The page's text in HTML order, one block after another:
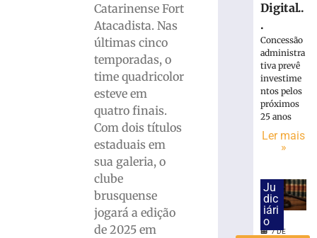
Catarinense Fort
Atacadista. Nas
últimas cinco
temporadas, o
time quadricolor
esteve em
quatro finais.
Com dois títulos
estaduais em
sua galeria, o
clube
brusquense
jogará a edição
de 2025 em
bola
parada
antes
duelo
contra
Maranhão
Digital..
.
Concessão
administra
tiva prevê
investime
ntos pelos
próximos
25 anos
Ler mais
»
Ju
dic
iári
o
7 DE